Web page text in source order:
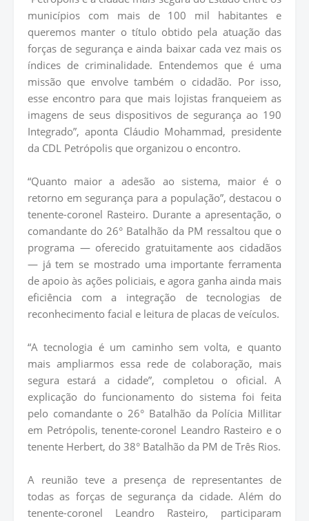
municípios com mais de 100 mil habitantes e
queremos manter o título obtido pela atuação das
forças de segurança e ainda baixar cada vez mais os
índices de criminalidade. Entendemos que é uma
missão que envolve também o cidadão. Por isso,
esse encontro para que mais lojistas franqueiem as
imagens de seus dispositivos de segurança ao 190
Integrado”, aponta Cláudio Mohammad, presidente
da CDL Petrópolis que organizou o encontro.
“Quanto maior a adesão ao sistema, maior é o
retorno em segurança para a população”, destacou o
tenente-coronel Rasteiro. Durante a apresentação, o
comandante do 26° Batalhão da PM ressaltou que o
programa — oferecido gratuitamente aos cidadãos
— já tem se mostrado uma importante ferramenta
de apoio às ações policiais, e agora ganha ainda mais
eficiência com a integração de tecnologias de
reconhecimento facial e leitura de placas de veículos.
“A tecnologia é um caminho sem volta, e quanto
mais ampliarmos essa rede de colaboração, mais
segura estará a cidade”, completou o oficial. A
explicação do funcionamento do sistema foi feita
pelo comandante o 26° Batalhão da Polícia MiIlitar
em Petrópolis, tenente-coronel Leandro Rasteiro e o
tenente Herbert, do 38° Batalhão da PM de Três Rios.
A reunião teve a presença de representantes de
todas as forças de segurança da cidade. Além do
tenente-coronel Leandro Rasteiro, participaram